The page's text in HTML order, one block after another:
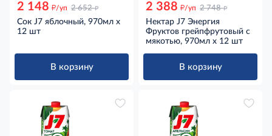
2 148 д/уп 2 652 д
Сок J7 яблочный, 970мл x
12 шт
В корзину
2 388 д/уп 2 748 д
Нектар J7 Энергия
Фруктов грейпфрутовый с
мякотью, 970мл x 12 шт
В корзину